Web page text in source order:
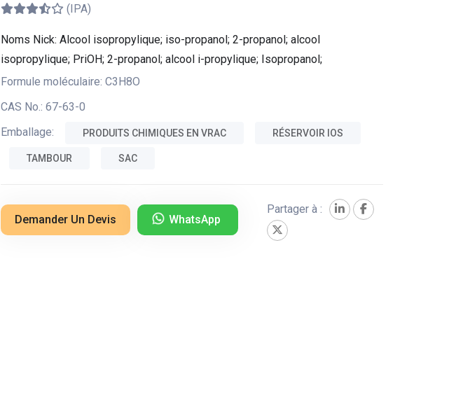
(IPA)
Noms Nick: Alcool isopropylique; iso-propanol; 2-propanol; alcool
isopropylique; PriOH; 2-propanol; alcool i-propylique; Isopropanol;
Formule moléculaire: C3H8O
CAS No.: 67-63-0
Emballage:
PRODUITS CHIMIQUES EN VRAC RÉSERVOIR IOS
TAMBOUR SAC
Demander Un Devis WhatsApp
Partager à :